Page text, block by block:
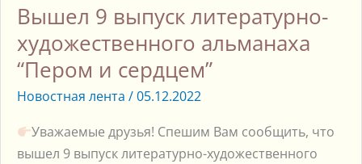
Вышел 9 выпуск литературно-
художественного альманаха
“Пером и сердцем”
Новостная лента /05.12.2022
Уважаемые друзья! Спешим Вам сообщить, что
вышел 9 выпуск литературно-художественного
литературно-
художественного
альманаха
“Пером
и
сердцем”